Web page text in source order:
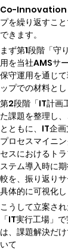
Co-Innovation
プを繰り返すこ
できます。
まず第1段階「守
用を当社AMSサ
保守運用を通じ
ップでの材料とし
第2段階「IT計画
た課題を整理し
とともに、IT企
プロセスマイニ
セスにおけるト
ステム導入時に
較を、振り返り
具体的に可視化し
こうして立案さ
「IT実行工場」
は、課題解決だ
いて